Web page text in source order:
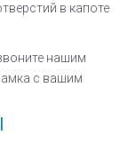
в капоте
нашим
с вашим